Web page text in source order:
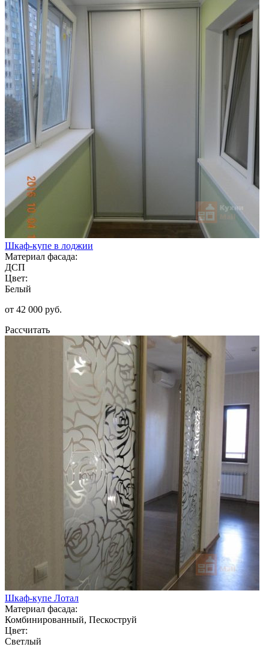
Шкаф-купе в лоджии
Материал фасада:
ДСП
Цвет:
Белый
от 42 000 руб.
Рассчитать
Шкаф-купе Лотал
Материал фасада:
Комбинированный, Пескоструй
Цвет:
Светлый